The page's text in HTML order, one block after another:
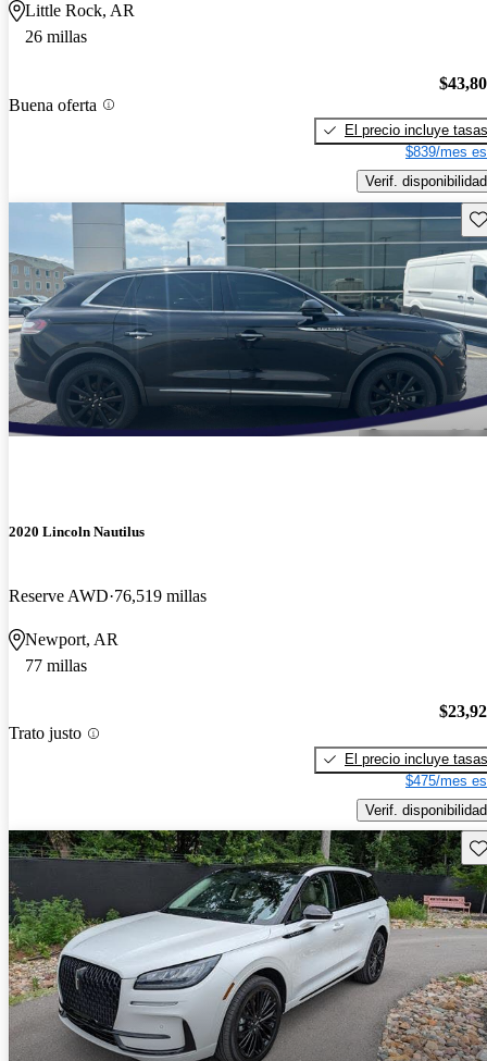
Little Rock, AR
26 millas
Buena oferta
El precio incluye tasas
$839/mes
Verif. disponibilidad
2020 Lincoln Nautilus
Reserve AWD 76,519 millas
Newport, AR
77 millas
Trato justo
El precio incluye tasas
$475/mes
Verif. disponibilidad